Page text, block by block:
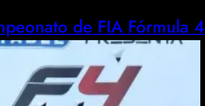
de FIA Fórmula 4